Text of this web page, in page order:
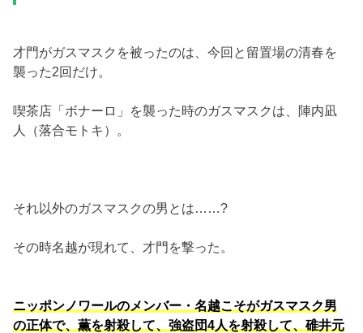
才門がガスマスクを被ったのは、今回と留置場の清春を
襲った2回だけ。
喫茶店「ボナーロ」を襲った時のガスマスクは、陣内凪
人（落合モトキ）。
それ以外のガスマスクの男とは……?
その時名越が現れて、才門を撃った。
ニッポンノワールのメンバー・名越こそがガスマスク男
の正体で、薫を射殺して、強盗団4人を射殺して、碓井元